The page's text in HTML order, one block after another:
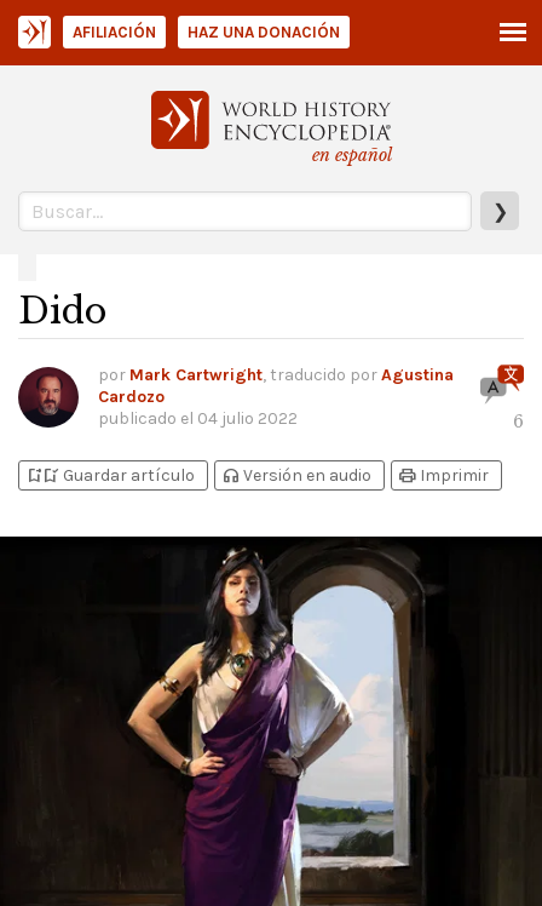
en español
❯
AFILIACIÓN HAZ UNA DONACIÓN
Dido
por Mark Cartwright, traducido porAgustina
Cardozo
publicado el 04 julio 2022 6
bookmark_addbookmark_added Guardar artículo headphones Versión en audio print Imprimir